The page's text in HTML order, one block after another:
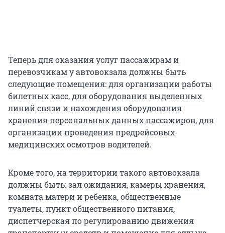
Теперь для оказания услуг пассажирам и
перевозчикам у автовокзала должны быть
следующие помещения: для организации работы
билетных касс, для оборудования выделенных
линий связи и нахождения оборудования
хранения персональных данных пассажиров, для
организации проведения предрейсовых
медицинских осмотров водителей.
Кроме того, на территории такого автовокзала
должны быть: зал ожидания, камеры хранения,
комната матери и ребенка, общественные
туалеты, пункт общественного питания,
диспетчерская по регулированию движения